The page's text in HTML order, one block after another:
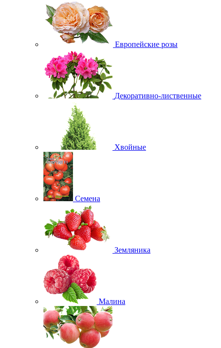
Европейские розы
Декоративно-лиственные
Хвойные
Семена
Земляника
Малина